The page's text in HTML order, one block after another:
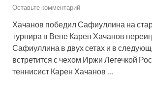
Оставьте комментарий
Хачанов победил Сафиуллина на
турнира в Вене Карен Хачанов
Сафиуллина в двух сетах и в
встретится с чехом Иржи Легечкой
теннисист Карен Хачанов …